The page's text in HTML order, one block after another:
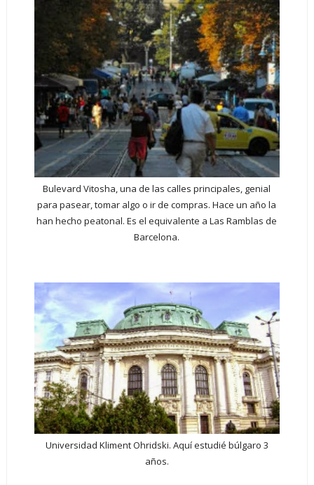
Bulevard Vitosha, una de las calles principales, genial
para pasear, tomar algo o ir de compras. Hace un año la
han hecho peatonal. Es el equivalente a Las Ramblas de
Barcelona.
Universidad Kliment Ohridski. Aquí estudié búlgaro 3
años.